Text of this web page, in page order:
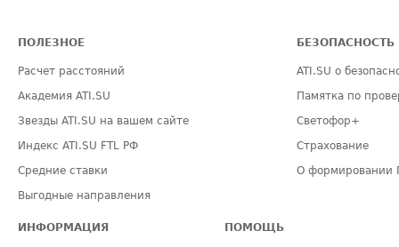
ПОЛЕЗНОЕ
Расчет расстояний
Академия ATI.SU
Звезды ATI.SU на вашем сайте
Индекс ATI.SU FTL РФ
Средние ставки
Выгодные направления
БЕЗОПАСНОСТЬ
ATI.SU о
Памятка по
Светофор+
Страхование
О формировании
ИНФОРМАЦИЯ ПОМОЩЬ